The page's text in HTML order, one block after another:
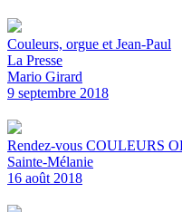
Couleurs, orgue et Jean-Paul
La Presse
Mario Girard
9 septembre 2018
Rendez-vous COULEURS
Sainte-Mélanie
16 août 2018